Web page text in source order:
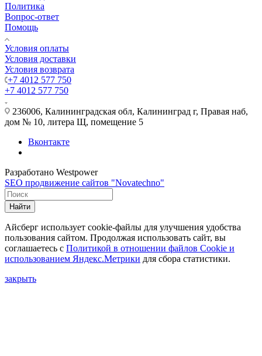
Политика
Вопрос-ответ
Помощь
Условия оплаты
Условия доставки
Условия возврата
+7 4012 577 750
+7 4012 577 750
236006, Калининградская обл, Калининград г, Правая наб,
дом № 10, литера Щ, помещение 5
Вконтакте
Разработано Westpower
SEO продвижение сайтов "Novatechno"
Найти
Айсберг использует cookie-файлы для улучшения удобства
пользования сайтом. Продолжая использовать сайт, вы
соглашаетесь с Политикой в отношении файлов Сookie и
использованием Яндекс.Метрики для сбора статистики.
закрыть